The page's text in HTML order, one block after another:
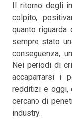
Il ritorno degli
colpito,
quanto riguarda
sempre stato
conseguenza,
Nei periodi di
accaparrarsi i
redditizi e oggi,
cercano di
industry.